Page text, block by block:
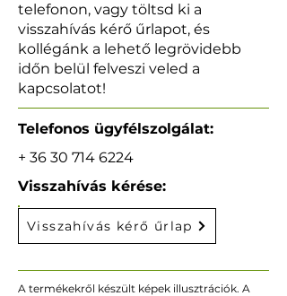
telefonon, vagy töltsd ki a
visszahívás kérő űrlapot, és
kollégánk a lehető legrövidebb
időn belül felveszi veled a
kapcsolatot!
Telefonos ügyfélszolgálat:
+ 36 30 714 6224
Visszahívás kérése:
Visszahívás kérő űrlap
A termékekről készült képek illusztrációk. A